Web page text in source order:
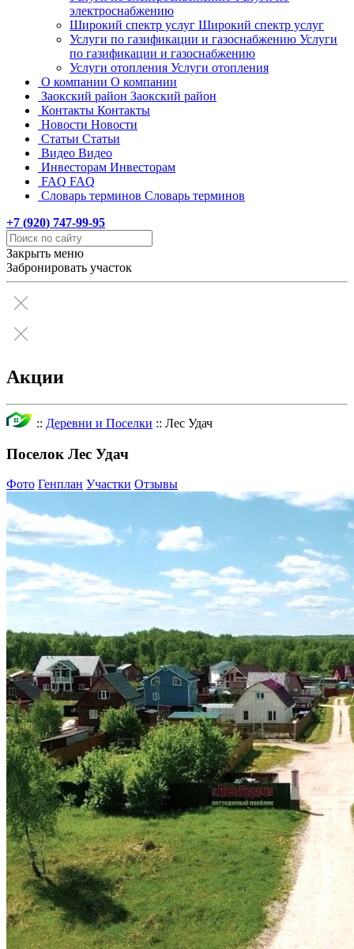
электроснабжению
Широкий спектр услуг Широкий спектр услуг
Услуги по газификации и газоснабжению Услуги
по газификации и газоснабжению
Услуги отопления Услуги отопления
О компании О компании
Заокский район Заокский район
Контакты Контакты
Новости Новости
Статьи Статьи
Видео Видео
Инвесторам Инвесторам
FAQ FAQ
Словарь терминов Словарь терминов
+7 (920) 747-99-95
Закрыть меню
Забронировать участок
Акции
:: Деревни и Поселки :: Лес Удач
Поселок Лес Удач
Фото Генплан Участки Отзывы